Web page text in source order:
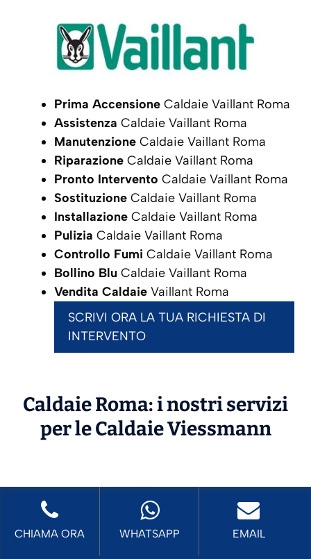
Prima Accensione Caldaie Vaillant Roma
Assistenza Caldaie Vaillant Roma
Manutenzione Caldaie Vaillant Roma
Riparazione Caldaie Vaillant Roma
Pronto Intervento Caldaie Vaillant Roma
Sostituzione Caldaie Vaillant Roma
Installazione Caldaie Vaillant Roma
Pulizia Caldaie Vaillant Roma
Controllo Fumi Caldaie Vaillant Roma
Bollino Blu Caldaie Vaillant Roma
Vendita Caldaie Vaillant Roma
SCRIVI ORA LA TUA RICHIESTA DI
INTERVENTO
Caldaie Roma: i nostri servizi
per le CaldaieViessmann
CHIAMA ORA WHATSAPP EMAIL